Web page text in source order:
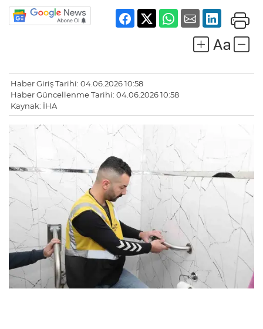
Haber Giriş Tarihi: 04.06.2026 10:58
Haber Güncellenme Tarihi: 04.06.2026 10:58
Kaynak: İHA